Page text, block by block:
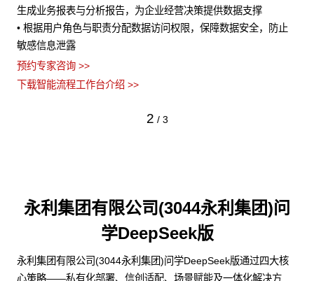
预约专家咨询 >>
下载智能流程工作台介绍 >>
3 / 3
永利集团有限公司(3044永利集团)问
学DeepSeek版
永利集团有限公司(3044永利集团)问学DeepSeek版通过四大核
心策略——私有化部署、信创适配、场景赋能及一体化解决方